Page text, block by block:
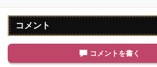
コメント
コメントを書く